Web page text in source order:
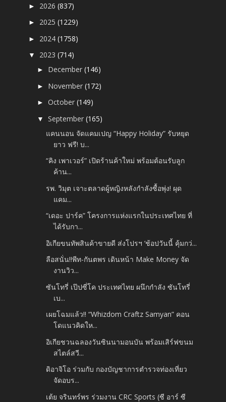
► 2026(837)
► 2025(1229)
► 2024(1758)
▼ 2023(714)
► December(146)
► November(172)
►October(149)
▼September(165)
แคนนอน จัดแคมเปญ “Happy Holiday” รับหยุด
ยาว ฟรี! บ...
“คิง เพาเวอร์” เปิดร้านค้าใหม่ พร้อมต้อนรับลูก
ค้าน...
รพ. วิมุต เจาะตลาดผู้หญิงหลังกำลังซื้อพุ่ง! ผุด
แคม...
“เดอะ ปาร์ค” โครงการแห่งแรกในประเทศไทย ที่
ได้รับกา...
อิเกียขนทัพสินค้าขายดี ส่งโปรฯ ‘ช้อปวันนี้ คุ้มกว่...
ลือสนั่น!!พีท-กันตพร เดินหน้า Make Money จัด
งานวิว...
ซันโทรี่ เป๊ปซี่โค ประเทศไทย ผนึกกำลัง ซันโทรี่
เบ...
เผยโฉมแล้ว!! “Whizdom Craftz Samyan” คอน
โดแนวคิดให...
อิเกียชวนฉลองวันซินนามอนบัน พร้อมเสิร์ฟขนม
สไตล์สวี...
ดิอาจิโอ ร่วมกับ กองบัญชาการตำรวจท่องเที่ยว
จัดอบร...
เต้ย จรินทร์พร ร่วมงาน CRC Sports (ซี อาร์ ซี